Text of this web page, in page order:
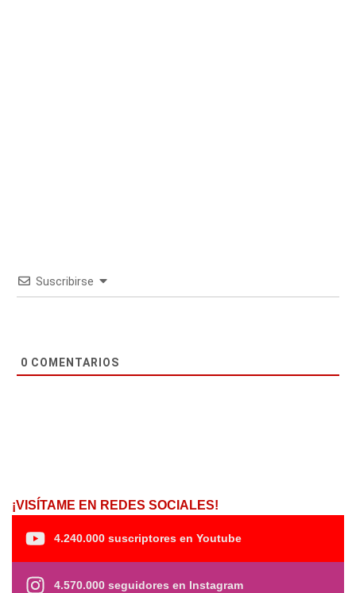
Suscribirse
0 COMENTARIOS
¡VISÍTAME EN REDES SOCIALES!
4.240.000 suscriptores en Youtube
4.570.000 seguidores en Instagram